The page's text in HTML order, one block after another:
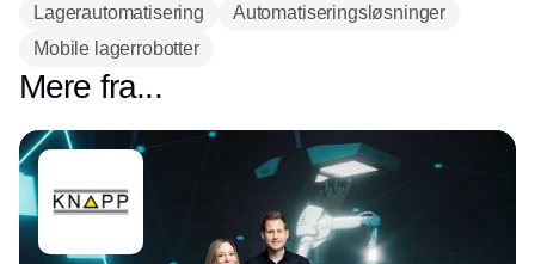
Lagerautomatisering
Automatiseringsløsninger
Mobile lagerrobotter
Mere fra...